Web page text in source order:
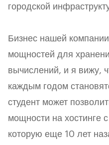
городской
Бизнес нашей
мощностей для
вычислений, и я вижу,
каждым годом
студент может
мощности на хостинге
которую еще 10 лет